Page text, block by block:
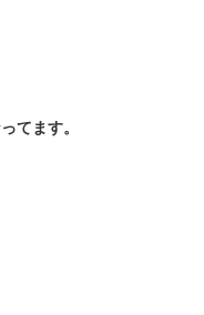
てます。